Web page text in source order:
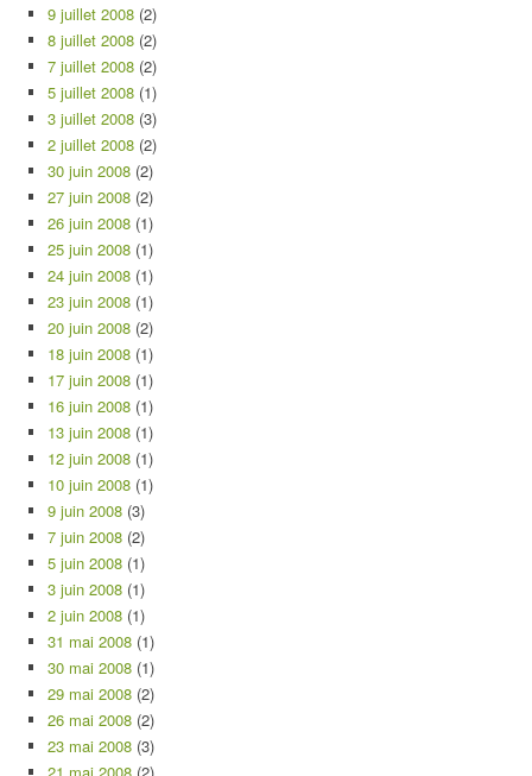
9 juillet 2008 (2)
8 juillet 2008 (2)
7 juillet 2008 (2)
5 juillet 2008 (1)
3 juillet 2008 (3)
2 juillet 2008 (2)
30 juin 2008 (2)
27 juin 2008 (2)
26 juin 2008 (1)
25 juin 2008 (1)
24 juin 2008 (1)
23 juin 2008 (1)
20 juin 2008 (2)
18 juin 2008 (1)
17 juin 2008 (1)
16 juin 2008 (1)
13 juin 2008 (1)
12 juin 2008 (1)
10 juin 2008 (1)
9 juin 2008 (3)
7 juin 2008 (2)
5 juin 2008 (1)
3 juin 2008 (1)
2 juin 2008 (1)
31 mai 2008 (1)
30 mai 2008 (1)
29 mai 2008 (2)
26 mai 2008 (2)
23 mai 2008 (3)